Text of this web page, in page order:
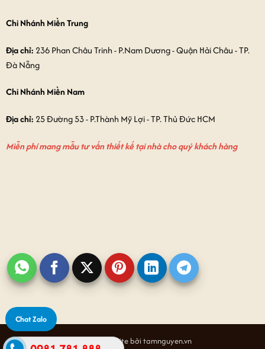
Chi Nhánh Miền Trung
Địa chỉ: 236 Phan Châu Trinh - P.Nam Dương - Quận Hải Châu - TP.
Đà Nẵng
Chi Nhánh Miền Nam
Địa chỉ: 25 Đường 53 - P.Thành Mỹ Lợi - TP. Thủ Đức HCM
Miễn phí mang mẫu tư vấn thiết kế tại nhà cho quý khách hàng
Thiết kế website bởi tamnguyen.vn
Chat Zalo